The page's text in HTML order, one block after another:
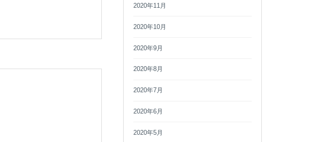
2020年11月
2020年10月
2020年9月
2020年8月
2020年7月
2020年6月
2020年5月